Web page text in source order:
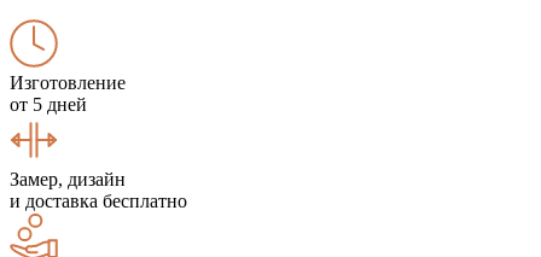
Изготовление
от 5 дней
Замер, дизайн
и доставка бесплатно